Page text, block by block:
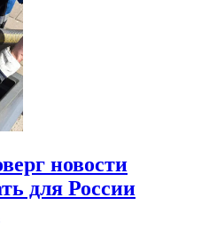
новости
для России